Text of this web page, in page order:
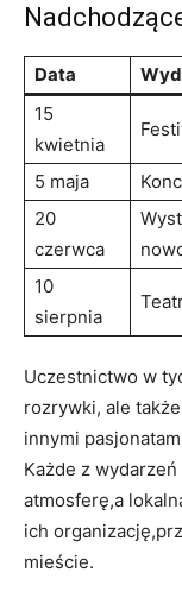
Data
15
kwietnia
5 maja
20
czerwca
10
sierpnia
Uczestnictwo w
rozrywki, ale
innymi
Każde z
atmosferę,a
ich
mieście.